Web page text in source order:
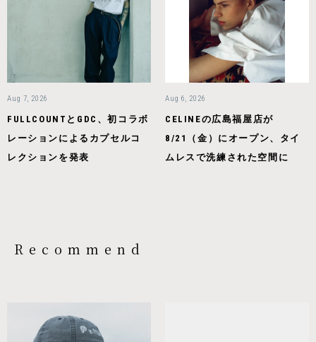
Aug 7, 2026
FULLCOUNTとGDC、初コラボ
レーションによるカプセルコ
レクションを発表
Aug 6, 2026
CELINEの広島福屋店が
8/21（金）にオープン、タイ
ムレスで洗練された空間に
Recommend